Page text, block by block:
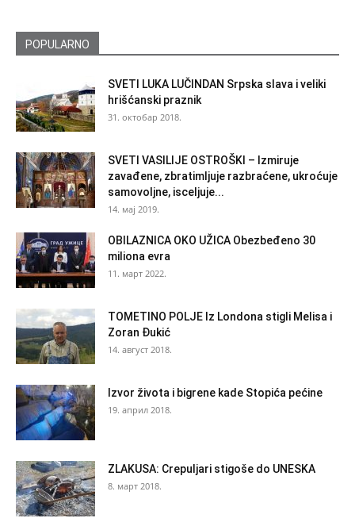
POPULARNO
SVETI LUKA LUČINDAN Srpska slava i veliki
hrišćanski praznik
31. октобар 2018.
SVETI VASILIJE OSTROŠKI – Izmiruje
zavađene, zbratimljuje razbraćene, ukroćuje
samovoljne, isceljuje...
14. мај 2019.
OBILAZNICA OKO UŽICA Obezbeđeno 30
miliona evra
11. март 2022.
TOMETINO POLJE Iz Londona stigli Melisa i
Zoran Đukić
14. август 2018.
Izvor života i bigrene kade Stopića pećine
19. април 2018.
ZLAKUSA: Crepuljari stigoše do UNESKA
8. март 2018.